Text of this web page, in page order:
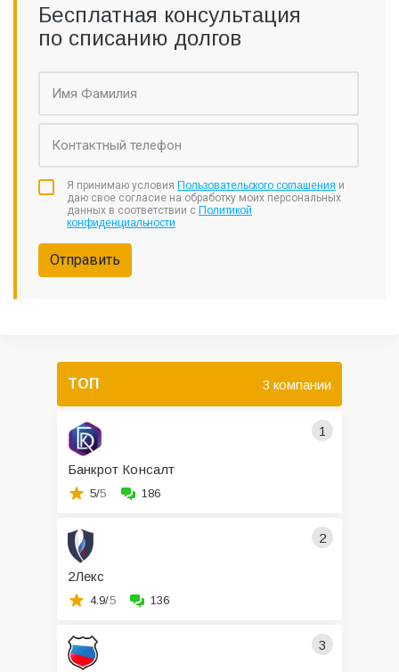
Бесплатная консультация
по списанию долгов
Я принимаю условия Пользовательского соглашения и
даю свое согласие на обработку моих персональных
данных в соответствии с Политикой
конфиденциальности
Отправить
ТОП 3 компании
1
Банкрот Консалт
5/5 186
2
2Лекс
4.9/5 136
3